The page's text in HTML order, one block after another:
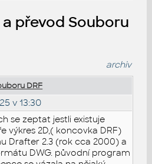
a převod Souboru
archiv
DRF
v 13:30
se zeptat jestli existuje
výkres 2D,( koncovka DRF)
Drafter 2.3 (rok cca 2000) a
DWG. původní program